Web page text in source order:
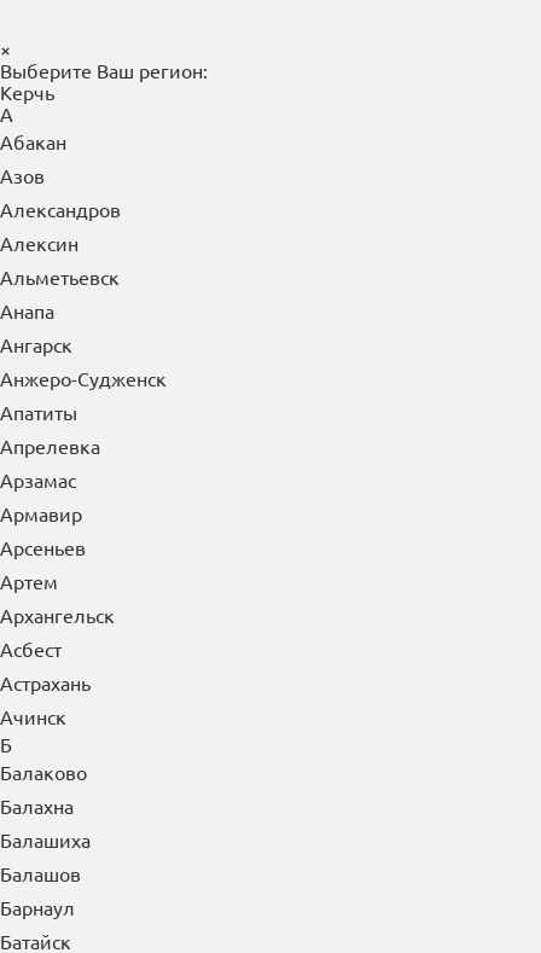
×
Выберите Ваш регион:
Керчь
А
Абакан
Азов
Александров
Алексин
Альметьевск
Анапа
Ангарск
Анжеро-Судженск
Апатиты
Апрелевка
Арзамас
Армавир
Арсеньев
Артем
Архангельск
Асбест
Астрахань
Ачинск
Б
Балаково
Балахна
Балашиха
Балашов
Барнаул
Батайск